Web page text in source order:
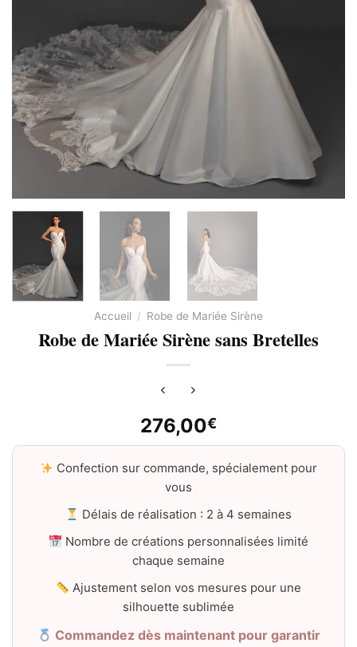
Accueil / Robe de Mariée Sirène
Robe de Mariée Sirène sans Bretelles
276,00€
Confection sur commande, spécialement pour
vous
Délais de réalisation : 2 à 4 semaines
Nombre de créations personnalisées limité
chaque semaine
Ajustement selon vos mesures pour une
silhouette sublimée
Commandez dès maintenant pour garantir